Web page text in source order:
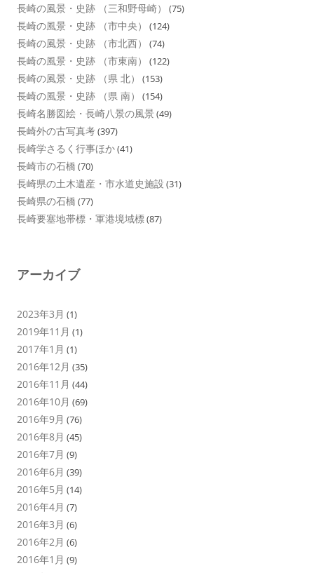
長崎の風景・史跡 （三和野母崎） (75)
長崎の風景・史跡 （市中央） (124)
長崎の風景・史跡 （市北西） (74)
長崎の風景・史跡 （市東南） (122)
長崎の風景・史跡 （県 北） (153)
長崎の風景・史跡 （県 南） (154)
長崎名勝図絵・長崎八景の風景 (49)
長崎外の古写真考(397)
長崎学さるく行事ほか(41)
長崎市の石橋 (70)
長崎県の土木遺産・市水道史施設 (31)
長崎県の石橋 (77)
長崎要塞地帯標・軍港境域標(87)
アーカイブ
2023年3月 (1)
2019年11月 (1)
2017年1月 (1)
2016年12月 (35)
2016年11月 (44)
2016年10月 (69)
2016年9月 (76)
2016年8月 (45)
2016年7月 (9)
2016年6月 (39)
2016年5月 (14)
2016年4月 (7)
2016年3月 (6)
2016年2月 (6)
2016年1月 (9)